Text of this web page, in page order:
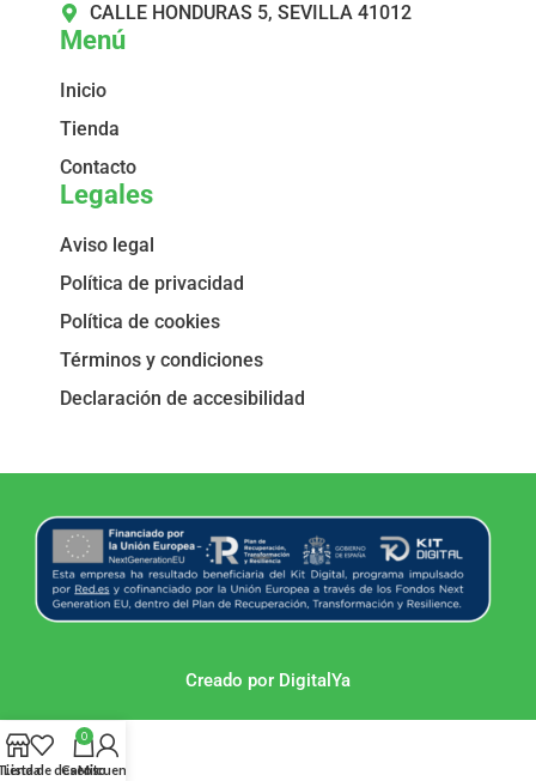
Menú
Inicio
Tienda
Contacto
Legales
Aviso legal
Política de privacidad
Política de cookies
Términos y condiciones
Declaración de accesibilidad
CALLE HONDURAS 5, SEVILLA 41012
Creado por DigitalYa
Lista de deseos
0
Carrito
Mi cuenta